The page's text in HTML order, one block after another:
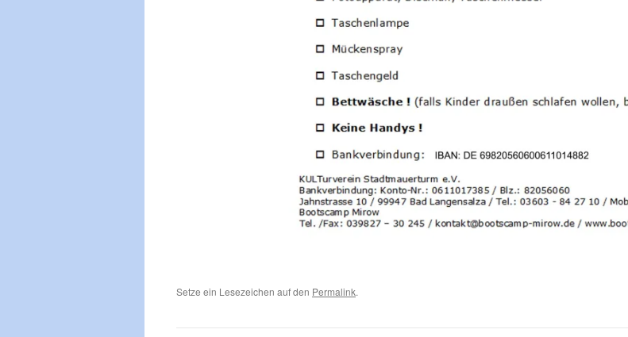
Setze ein Lesezeichen auf den Permalink.